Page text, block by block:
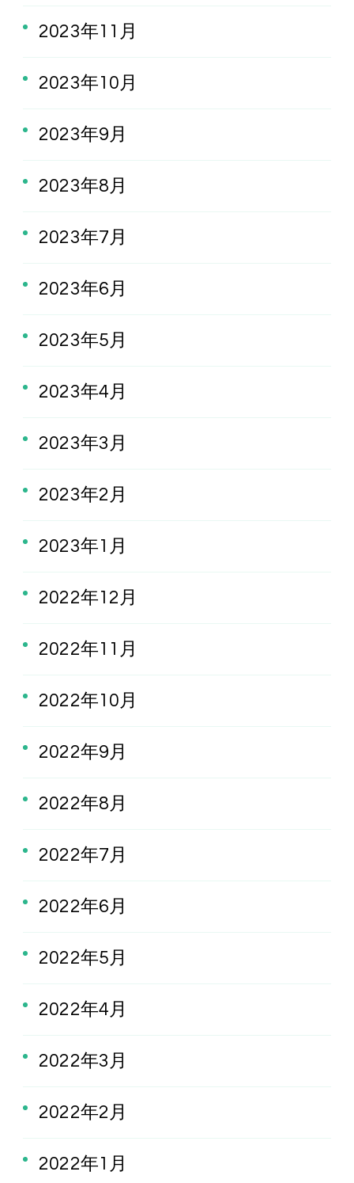
2023年11月
2023年10月
2023年9月
2023年8月
2023年7月
2023年6月
2023年5月
2023年4月
2023年3月
2023年2月
2023年1月
2022年12月
2022年11月
2022年10月
2022年9月
2022年8月
2022年7月
2022年6月
2022年5月
2022年4月
2022年3月
2022年2月
2022年1月